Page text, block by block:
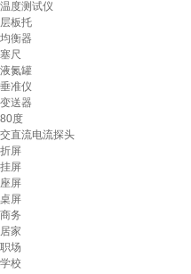
温度测试仪
层板托
均衡器
塞尺
液氮罐
垂准仪
变送器
80度
交直流电流探头
折屏
挂屏
座屏
桌屏
商务
居家
职场
学校